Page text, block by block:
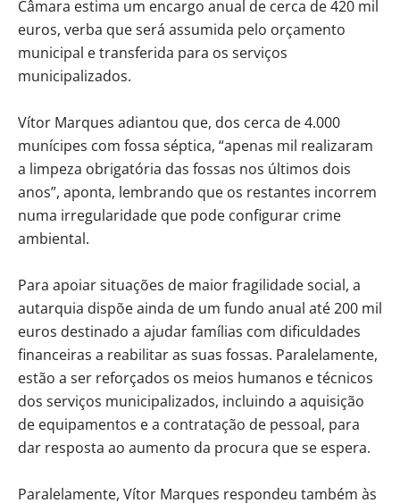
Câmara estima um encargo anual de cerca de 420 mil
euros, verba que será assumida pelo orçamento
municipal e transferida para os serviços
municipalizados.
Vítor Marques adiantou que, dos cerca de 4.000
munícipes com fossa séptica, “apenas mil realizaram
a limpeza obrigatória das fossas nos últimos dois
anos”, aponta, lembrando que os restantes incorrem
numa irregularidade que pode configurar crime
ambiental.
Para apoiar situações de maior fragilidade social, a
autarquia dispõe ainda de um fundo anual até 200 mil
euros destinado a ajudar famílias com dificuldades
financeiras a reabilitar as suas fossas. Paralelamente,
estão a ser reforçados os meios humanos e técnicos
dos serviços municipalizados, incluindo a aquisição
de equipamentos e a contratação de pessoal, para
dar resposta ao aumento da procura que se espera.
Paralelamente, Vítor Marques respondeu também às